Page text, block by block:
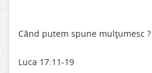
Când putem spune mulţumesc ?
Luca 17:11-19